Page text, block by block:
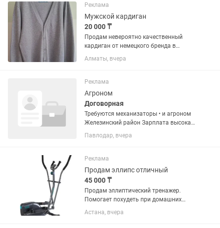
Реклама
Мужской кардиган
20 000 ₸
Продам невероятно качественный
кардиган от немецкого бренда в
коллаборации QS! Абсолютно новый!
Модель свободного кроя, идеальный
линеечку! Кардиган соткан из...
Алматы, вчера
Реклама
Агроном
Договорная
Требуются механизаторы • и агроном
Железинский район Зарплата высокая
• договорная В случае переезда дом
предоставляется Тел:
Павлодар, вчера
Реклама
Продам эллипс отличный
45 000 ₸
Продам эллиптический тренажер.
Помогает похудеть при домашних
тренировках. Состояние отличное все
работает. Эллиптический тренажер
Астана, вчера